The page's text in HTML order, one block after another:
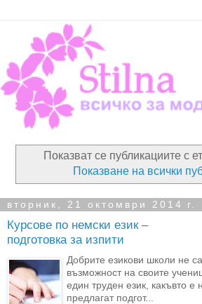
Показват се публикациите с
Показване на всички
вторник, 21 октомври 2014 г.
Курсове по немски език –
подготовка за изпити
Добрите езикови школи не
възможност на своите
един труден език, какъвто е
предлагат подгот...